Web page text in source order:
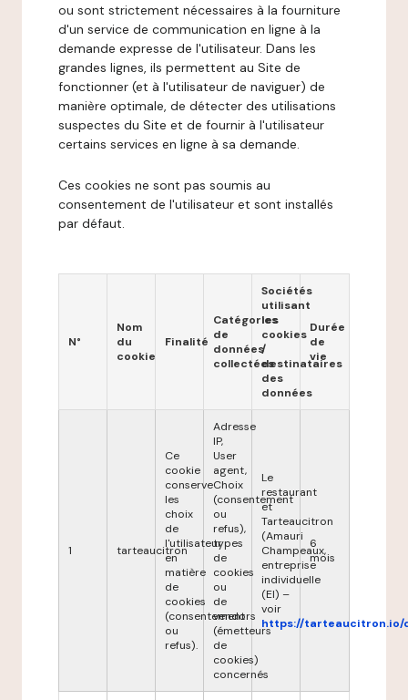
ou sont strictement nécessaires à la fourniture
d'un service de communication en ligne à la
demande expresse de l'utilisateur. Dans les
grandes lignes, ils permettent au Site de
fonctionner (et à l'utilisateur de naviguer) de
manière optimale, de détecter des utilisations
suspectes du Site et de fournir à l'utilisateur
certains services en ligne à sa demande.
Ces cookies ne sont pas soumis au
consentement de l'utilisateur et sont installés
par défaut.
N°
Nom
du
cookie
Finalité
Catégories
de
données
collectées
Sociétés
utilisant
les
cookies
/
destinataires
des
données
Durée
de
vie
1 tarteaucitron
Ce
cookie
conserve
les
choix
de
l'utilisateur
en
matière
de
cookies
(consentement
ou
refus).
Adresse
IP,
User
agent,
Choix
(consentement
ou
refus),
types
de
cookies
ou
de
vendors
(émetteurs
de
cookies)
concernés
Le
restaurant
et
Tarteaucitron
(Amauri
Champeaux,
entreprise
individuelle
(EI) –
voir
https://tarteaucitron.io/
6
mois